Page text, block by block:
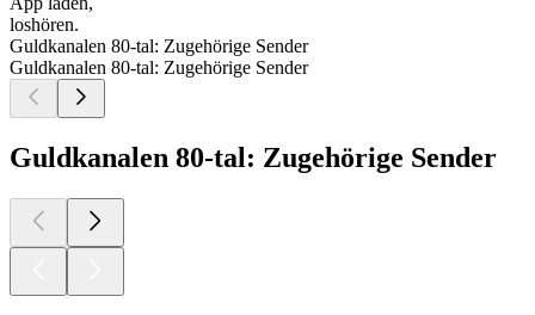
loshören.
Guldkanalen 80-tal: Zugehörige Sender
Guldkanalen 80-tal: Zugehörige Sender
Guldkanalen 80-tal: Zugehörige Sender